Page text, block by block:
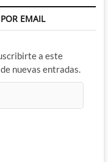
EMAIL
a este
nuevas entradas.